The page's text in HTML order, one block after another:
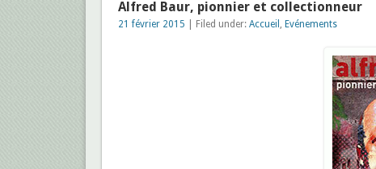
Alfred Baur, pionnier et collectionneur
21 février 2015 | Filed under: Accueil , Evénements